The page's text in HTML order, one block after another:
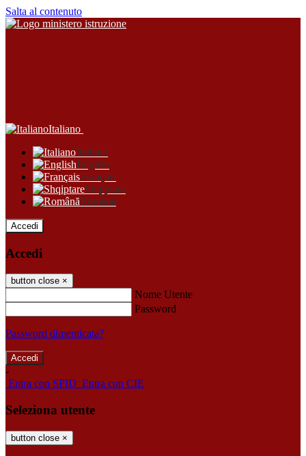
Salta al contenuto
Italiano
Italiano
English
Français
Shqiptare
Română
Accedi
Accedi
button close ×
Nome Utente
Password
Password dimenticata?
-
Entra con SPID Entra con CIE
Seleziona utente
button close ×